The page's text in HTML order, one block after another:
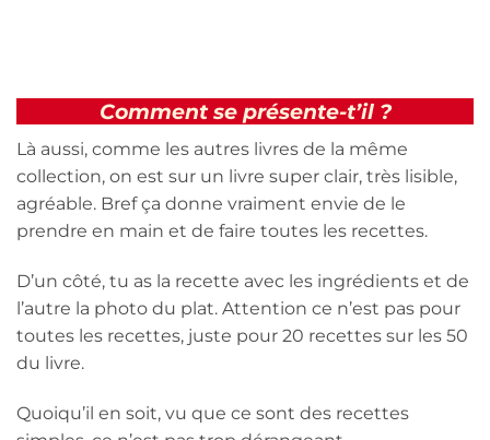
Comment se présente-t’il ?
Là aussi, comme les autres livres de la même
collection, on est sur un livre super clair, très lisible,
agréable. Bref ça donne vraiment envie de le
prendre en main et de faire toutes les recettes.
D’un côté, tu as la recette avec les ingrédients et de
l’autre la photo du plat. Attention ce n’est pas pour
toutes les recettes, juste pour 20 recettes sur les 50
du livre.
Quoiqu’il en soit, vu que ce sont des recettes